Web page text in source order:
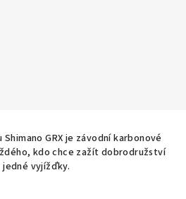
Shimano GRXje závodní karbonové
kdo chce zažít dobrodružství
vyjížďky.